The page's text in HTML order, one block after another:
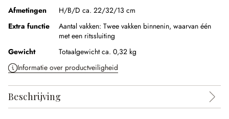
Afmetingen
H/B/D ca. 22/32/13 cm
Extra functie
Aantal vakken: Twee vakken binnenin, waarvan één
met een ritssluiting
Gewicht
Totaalgewicht ca. 0,32 kg
Informatie over productveiligheid
Beschrijving